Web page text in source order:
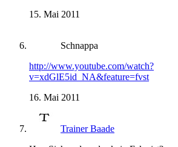
15. Mai 2011
Schnappa
http://www.youtube.com/watch?
v=xdGlE5id_NA&feature=fvst
16. Mai 2011
Trainer Baade